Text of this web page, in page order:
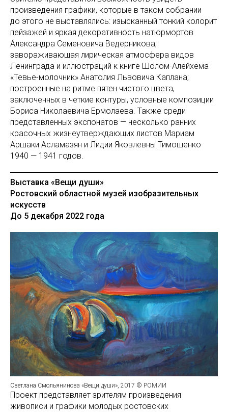
произведения графики, которые в таком собрании
до этого не выставлялись: изысканный тонкий колорит
пейзажей и яркая декоративность натюрмортов
Александра Семеновича Ведерникова;
завораживающая лирическая атмосфера видов
Ленинграда и иллюстраций к книге Шолом-Алейхема
«Тевье-молочник» Анатолия Львовича Каплана;
построенные на ритме пятен чистого цвета,
заключенных в четкие контуры, условные композиции
Бориса Николаевича Ермолаева. Также среди
представленных экспонатов — несколько ранних
красочных жизнеутверждающих листов Мариам
Аршаки Асламазян и Лидии Яковлевны Тимошенко
1940 — 1941 годов.
Выставка «Вещи души»
Ростовский областной музей изобразительных
искусств
До 5 декабря 2022 года
Светлана Смольянинова «Вещи души», 2017 © РОМИИ
Проект представляет зрителям произведения
живописи и графики молодых ростовских